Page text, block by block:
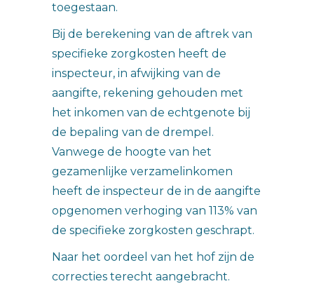
toegestaan.
Bij de berekening van de aftrek van
specifieke zorgkosten heeft de
inspecteur, in afwijking van de
aangifte, rekening gehouden met
het inkomen van de echtgenote bij
de bepaling van de drempel.
Vanwege de hoogte van het
gezamenlijke verzamelinkomen
heeft de inspecteur de in de aangifte
opgenomen verhoging van 113% van
de specifieke zorgkosten geschrapt.
Naar het oordeel van het hof zijn de
correcties terecht aangebracht.